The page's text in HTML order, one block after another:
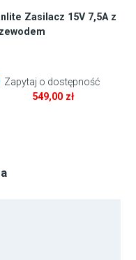
Zasilacz 15V 7,5A z
Zapytaj o dostępność
549,00 zł